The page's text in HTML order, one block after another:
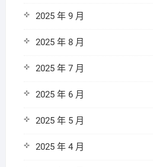
2025 年 9 月
2025 年 8 月
2025 年 7 月
2025 年 6 月
2025 年 5 月
2025 年 4 月